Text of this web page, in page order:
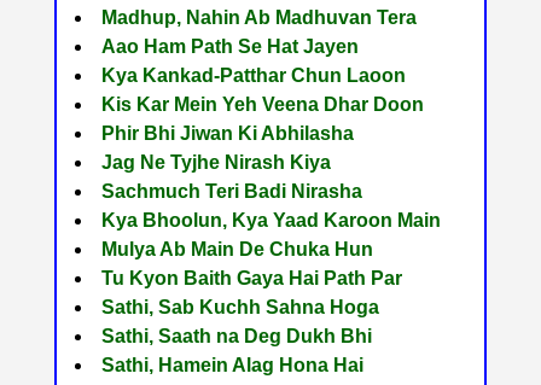
Madhup, Nahin Ab Madhuvan Tera
Aao Ham Path Se Hat Jayen
Kya Kankad-Patthar Chun Laoon
Kis Kar Mein Yeh Veena Dhar Doon
Phir Bhi Jiwan Ki Abhilasha
Jag Ne Tyjhe Nirash Kiya
Sachmuch Teri Badi Nirasha
Kya Bhoolun, Kya Yaad Karoon Main
Mulya Ab Main De Chuka Hun
Tu Kyon Baith Gaya Hai Path Par
Sathi, Sab Kuchh Sahna Hoga
Sathi, Saath na Deg Dukh Bhi
Sathi, Hamein Alag Hona Hai